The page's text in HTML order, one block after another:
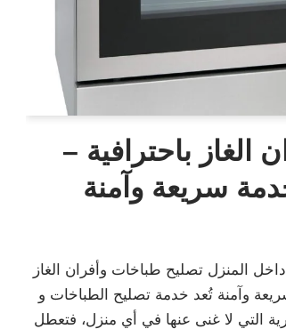
باحترافية –
سريعة وآمنة
المنزل تصليح طباخات وأفران الغاز
وآمنة تُعد خدمة تصليح الطباخات و
التي لا غنى عنها في أي منزل، فتعطل